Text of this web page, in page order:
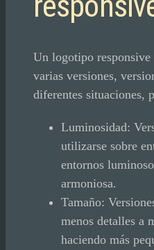
Un logotipo responsive
varias versiones,
diferentes situaciones,
Luminosidad:
utilizarse sobre
entornos
armoniosa.
Tamaño:
menos detalles a
haciendo más